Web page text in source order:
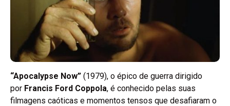
“Apocalypse Now” (1979), o épico de guerra dirigido
por Francis Ford Coppola, é conhecido pelas suas
filmagens caóticas e momentos tensos que desafiaram o